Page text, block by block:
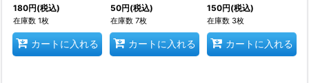
180円(税込)
在庫数 1枚
カートに入れる
50円(税込)
在庫数 7枚
カートに入れる
150円(税込)
在庫数 3枚
カートに入れる